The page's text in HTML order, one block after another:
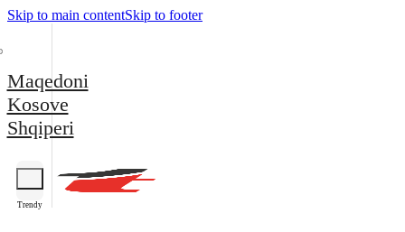
Skip to main contentSkip to footer
Maqedoni
Kosove
Shqiperi
Trendy